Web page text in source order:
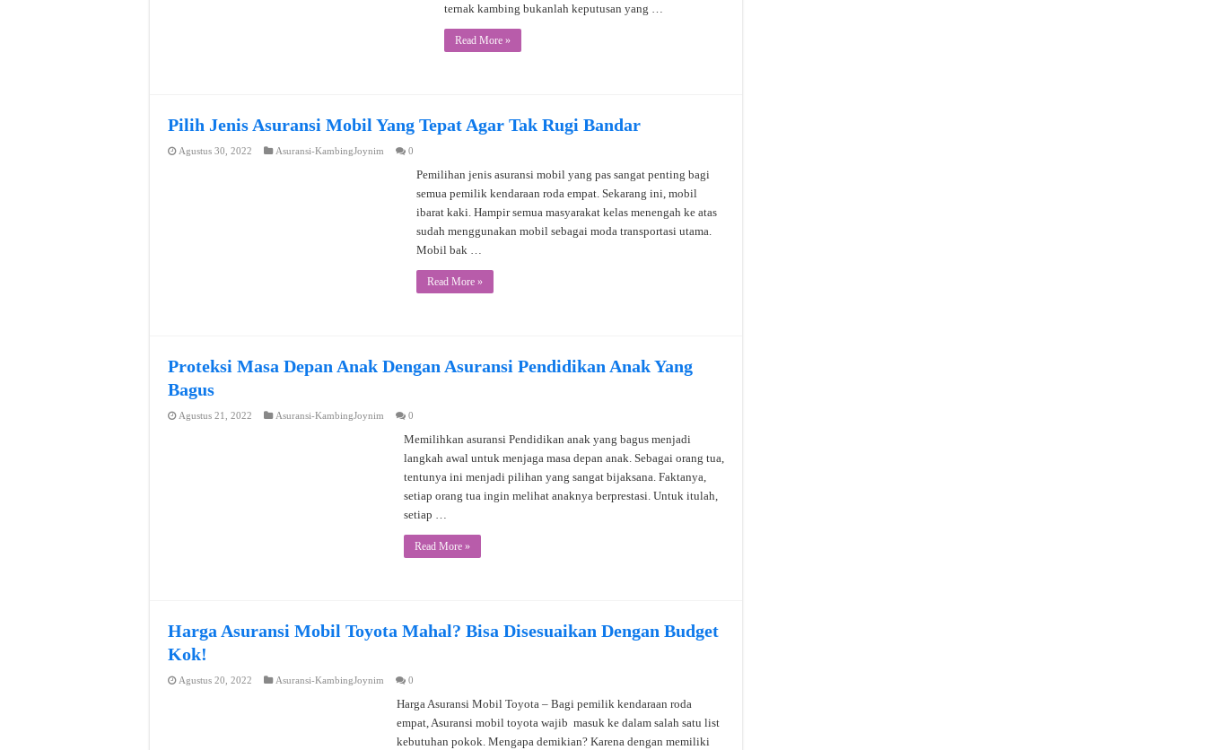
ternak kambing bukanlah keputusan yang …
Read More »
Pilih Jenis Asuransi Mobil Yang Tepat Agar Tak Rugi Bandar
Agustus 30, 2022 Asuransi-KambingJoynim 0
Pemilihan jenis asuransi mobil yang pas sangat penting bagi
semua pemilik kendaraan roda empat. Sekarang ini, mobil
ibarat kaki. Hampir semua masyarakat kelas menengah ke atas
sudah menggunakan mobil sebagai moda transportasi utama.
Mobil bak …
Read More »
Proteksi Masa Depan Anak Dengan Asuransi Pendidikan Anak Yang
Bagus
Agustus 21, 2022 Asuransi-KambingJoynim 0
Memilihkan asuransi Pendidikan anak yang bagus menjadi
langkah awal untuk menjaga masa depan anak. Sebagai orang tua,
tentunya ini menjadi pilihan yang sangat bijaksana. Faktanya,
setiap orang tua ingin melihat anaknya berprestasi. Untuk itulah,
setiap …
Read More »
Harga Asuransi Mobil Toyota Mahal? Bisa Disesuaikan Dengan Budget
Kok!
Agustus 20, 2022 Asuransi-KambingJoynim 0
Harga Asuransi Mobil Toyota – Bagi pemilik kendaraan roda
empat, Asuransi mobil toyota wajib masuk ke dalam salah satu list
kebutuhan pokok. Mengapa demikian? Karena dengan memiliki